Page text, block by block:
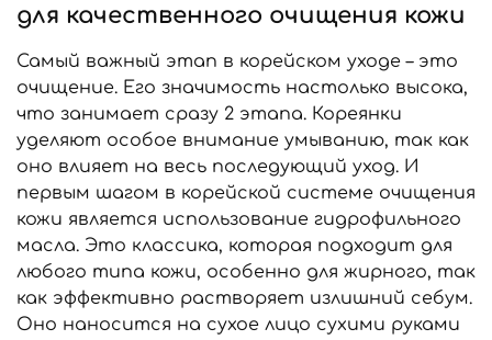
для качественного очищения кожи
Самый важный этап в корейском уходе – это
очищение. Его значимость настолько высока,
что занимает сразу 2 этапа. Кореянки
уделяют особое внимание умыванию, так как
оно влияет на весь последующий уход. И
первым шагом в корейской системе очищения
кожи является использование гидрофильного
масла. Это классика, которая подходит для
любого типа кожи, особенно для жирного, так
как эффективно растворяет излишний себум.
Оно наносится на сухое лицо сухими руками